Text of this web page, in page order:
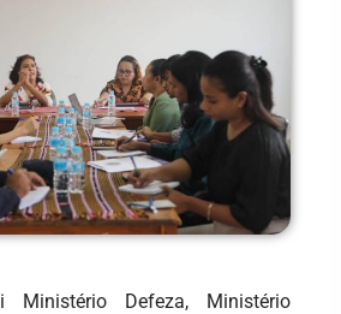
Ministério Defeza, Ministério